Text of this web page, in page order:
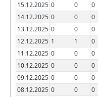
15.12.2025 0 0 0
14.12.2025 0 0 0
13.12.2025 0 0 0
12.12.2025 1 1 0
11.12.2025 0 0 0
10.12.2025 0 0 0
09.12.2025 0 0 0
08.12.2025 0 0 0